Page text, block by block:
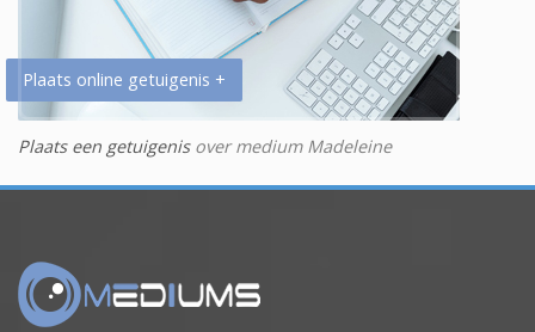
Plaats online getuigenis +
Plaats een getuigenisover medium Madeleine